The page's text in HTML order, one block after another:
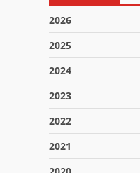
2026
2025
2024
2023
2022
2021